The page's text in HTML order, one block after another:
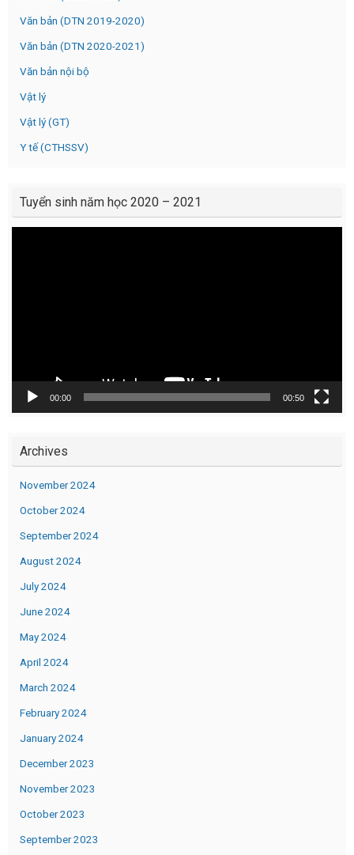
Văn bản (DTN 2019-2020)
Văn bản (DTN 2020-2021)
Văn bản nội bộ
Vật lý
Vật lý (GT)
Y tế (CTHSSV)
Tuyển sinh năm học 2020 – 2021
00:00 00:50
Archives
November 2024
October 2024
September 2024
August 2024
July 2024
June 2024
May 2024
April 2024
March 2024
February 2024
January 2024
December 2023
November 2023
October 2023
September 2023